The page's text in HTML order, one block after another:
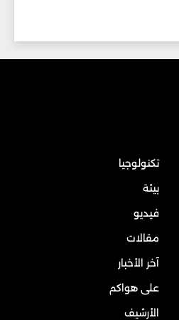
تكنولوجيا
بيئة
فيديو
مقالات
آخر الأخبار
على هواكم
الأرشيف